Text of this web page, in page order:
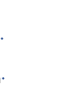
*
*